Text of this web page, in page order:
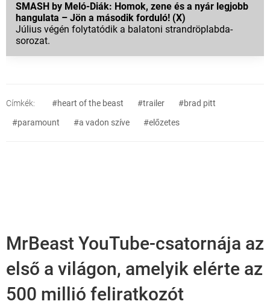
SMASH by Meló-Diák: Homok, zene és a nyár legjobb
hangulata – Jön a második forduló! (X)
Július végén folytatódik a balatoni strandröplabda-
sorozat.
Címkék: #heart of the beast #trailer
#brad pitt
#paramount
#a vadon szíve #előzetes
MrBeast YouTube-csatornája az
első a világon, amelyik elérte az
500 millió feliratkozót